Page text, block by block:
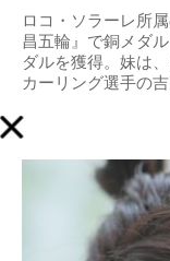
ロコ・ソラーレ所
昌五輪』で銅メダ
ダルを獲得。妹は
カーリング選手の吉